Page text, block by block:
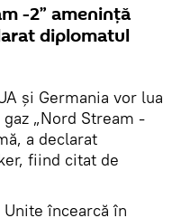
-2” amenință
diplomatul
și Germania vor lua
„Nord Stream -
a declarat
fiind citat de
încearcă în